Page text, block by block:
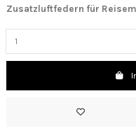
Zusatzluftfedern für